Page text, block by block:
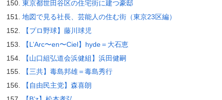
東京都世田谷区の住宅街に建つ豪邸
地図で見る社長、芸能人の住む街（東京23区編）
【プロ野球】藤川球児
【L’Arc〜en〜Ciel】hyde＝大石恵
【山口組弘道会浜健組】浜田健嗣
【三共】毒島邦雄＝毒島秀行
【自由民主党】森喜朗